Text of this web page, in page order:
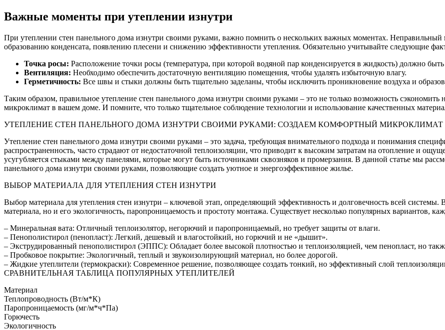
Важные моменты при утеплении изнутри
При утеплении стен панельного дома изнутри своими руками, важно помнить о нескольких важных моментах.
образованию конденсата, появлению плесени и снижению эффективности утепления. Обязательно учитывайте следующие
Точка росы: Расположение точки росы (температура, при которой водяной пар конденсируется в жидкость) должно
Вентиляция: Необходимо обеспечить достаточную вентиляцию помещения, чтобы удалять избыточную влагу.
Герметичность: Все швы и стыки должны быть тщательно заделаны, чтобы исключить проникновение воздуха и
Таким образом, правильное утепление стен панельного дома изнутри своими руками – это не только возможность
микроклимат в вашем доме. И помните, что только тщательное соблюдение технологии и использование качественных
УТЕПЛЕНИЕ СТЕН ПАНЕЛЬНОГО ДОМА ИЗНУТРИ СВОИМИ РУКАМИ: СОЗДАЕМ КОМФОРТНЫЙ МИКРОКЛИМАТ
Утепление стен панельного дома изнутри своими руками – это задача, требующая внимательного подхода и понимания
распространенность, часто страдают от недостаточной теплоизоляции, что приводит к высоким затратам на отопление и
усугубляется стыками между панелями, которые могут быть источниками сквозняков и промерзания. В данной статье мы
панельного дома изнутри своими руками, позволяющие создать уютное и энергоэффективное жилье.
ВЫБОР МАТЕРИАЛА ДЛЯ УТЕПЛЕНИЯ СТЕН ИЗНУТРИ
Выбор материала для утепления стен изнутри – ключевой этап, определяющий эффективность и долговечность всей системы.
материала, но и его экологичность, паропроницаемость и простоту монтажа. Существует несколько популярных вариантов,
– Минеральная вата: Отличный теплоизолятор, негорючий и паропроницаемый, но требует защиты от влаги.
– Пенополистирол (пенопласт): Легкий, дешевый и влагостойкий, но горючий и не «дышит».
– Экструдированный пенополистирол (ЭППС): Обладает более высокой плотностью и теплоизоляцией, чем пенопласт, но
– Пробковое покрытие: Экологичный, теплый и звукоизолирующий материал, но более дорогой.
– Жидкие утеплители (термокраски): Современное решение, позволяющее создать тонкий, но эффективный слой
СРАВНИТЕЛЬНАЯ ТАБЛИЦА ПОПУЛЯРНЫХ УТЕПЛИТЕЛЕЙ
Материал
Теплопроводность (Вт/м*К)
Паропроницаемость (мг/м*ч*Па)
Горючесть
Экологичность